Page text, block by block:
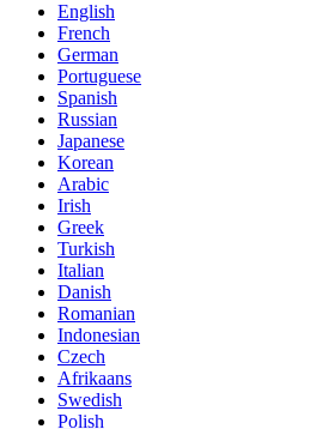
English
French
German
Portuguese
Spanish
Russian
Japanese
Korean
Arabic
Irish
Greek
Turkish
Italian
Danish
Romanian
Indonesian
Czech
Afrikaans
Swedish
Polish